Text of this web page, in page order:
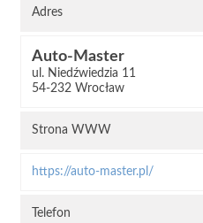
Adres
Auto-Master
ul. Niedźwiedzia 11
54-232 Wrocław
Strona WWW
https://auto-master.pl/
Telefon